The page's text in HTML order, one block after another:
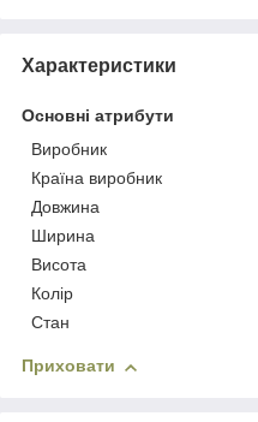
Характеристики
Основні атрибути
Виробник
Країна виробник
Довжина
Ширина
Висота
Колір
Стан
Приховати